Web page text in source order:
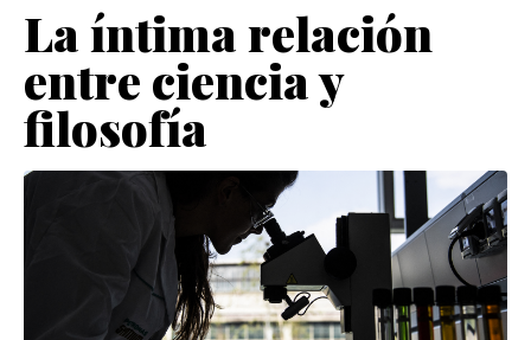
La íntima relación
entre ciencia y
filosofía